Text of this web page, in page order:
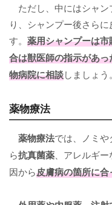
ただし、中にはシャン
り、シャンプー後さら
す。 薬用シャンプーは
合は獣医師の指示があ
物病院に相談しましょう。
薬物療法
薬物療法では、ノミ
ら抗真菌薬 、アレルギー
因から皮膚病の箇所に